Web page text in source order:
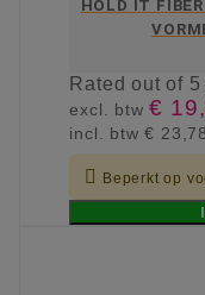
HOLD IT
Ratedout of
excl. btw€
incl. btw€ 23,78
 Beperkt op